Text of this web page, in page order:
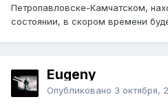
Петропавловске-Камчатском,
состоянии, в скором времени
Eugeny
Опубликовано 3 октября,